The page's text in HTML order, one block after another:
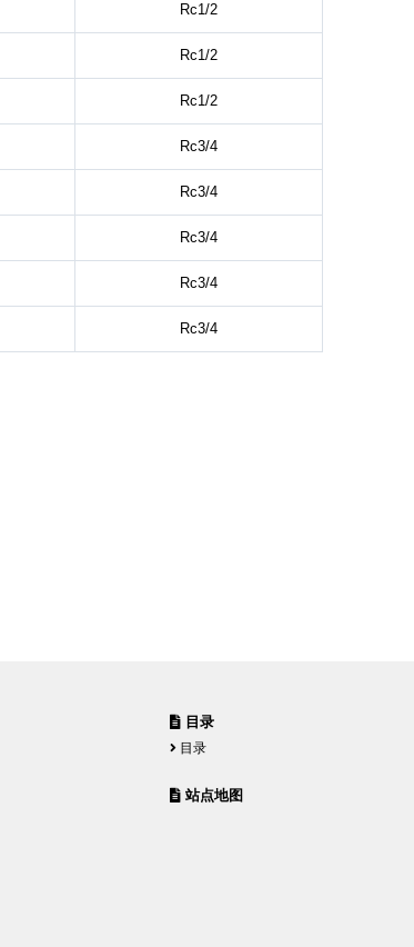
Rc1/2
Rc1/2
Rc1/2
Rc3/4
Rc3/4
Rc3/4
Rc3/4
Rc3/4
目录
目录
站点地图